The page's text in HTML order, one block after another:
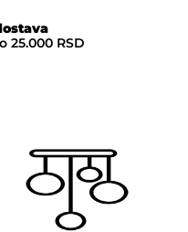
25.000 RSD